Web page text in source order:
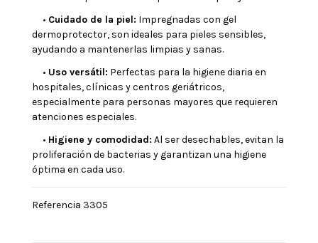
• Cuidado de la piel: Impregnadas con gel
dermoprotector, son ideales para pieles sensibles,
ayudando a mantenerlas limpias y sanas.
• Uso versátil: Perfectas para la higiene diaria en
hospitales, clínicas y centros geriátricos,
especialmente para personas mayores que requieren
atenciones especiales.
• Higiene y comodidad: Al ser desechables, evitan la
proliferación de bacterias y garantizan una higiene
óptima en cada uso.
Referencia 3305